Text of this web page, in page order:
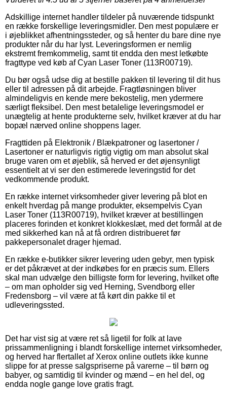
Adskillige internet handler tildeler på nuværende tidspunkt
en række forskellige leveringsmidler. Den mest populære er
i øjeblikket afhentningssteder, og så henter du bare dine nye
produkter når du har lyst. Leveringsformen er nemlig
ekstremt fremkommelig, samt tit endda den mest letkøbte
fragttype ved køb af Cyan Laser Toner (113R00719).
Du bør også udse dig at bestille pakken til levering til dit hus
eller til adressen på dit arbejde. Fragtløsningen bliver
almindeligvis en kende mere bekostelig, men ydermere
særligt fleksibel. Den mest betalelige leveringsmodel er
unægtelig at hente produkterne selv, hvilket kræver at du har
bopæl nærved online shoppens lager.
Fragttiden på Elektronik / Blækpatroner og lasertoner /
Lasertoner er naturligvis rigtig vigtig om man absolut skal
bruge varen om et øjeblik, så herved er det øjensynligt
essentielt at vi ser den estimerede leveringstid for det
vedkommende produkt.
En række internet virksomheder giver levering på blot en
enkelt hverdag på mange produkter, eksempelvis Cyan
Laser Toner (113R00719), hvilket kræver at bestillingen
placeres forinden et konkret klokkeslæt, med det formål at de
med sikkerhed kan nå at få ordren distribueret før
pakkepersonalet drager hjemad.
En række e-butikker sikrer levering uden gebyr, men typisk
er det påkrævet at der indkøbes for en præcis sum. Ellers
skal man udvælge den billigste form for levering, hvilket ofte
– om man opholder sig ved Herning, Svendborg eller
Fredensborg – vil være at få kørt din pakke til et
udleveringssted.
Det har vist sig at være ret så ligetil for folk at lave
prissammenligning i blandt forskellige internet virksomheder,
og herved har flertallet af Xerox online outlets ikke kunne
slippe for at presse salgspriserne på varerne – til børn og
babyer, og samtidig til kvinder og mænd – en hel del, og
endda nogle gange love gratis fragt.